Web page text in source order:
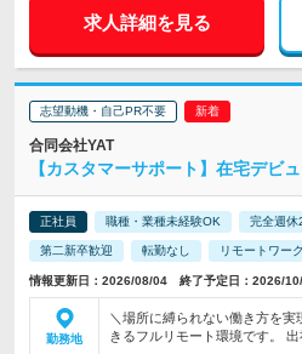
求人詳細を見る
志望動機・自己PR不要
合同会社YAT
【カスタマーサポート】在宅デビ
正社員 職種・業種未経験OK 完全週休
第二新卒歓迎 転勤なし リモートワー
情報更新日：2026/08/04 終了予定日：2026/
勤務地
＼場所に縛られない働き方を
きるフルリモート環境です。